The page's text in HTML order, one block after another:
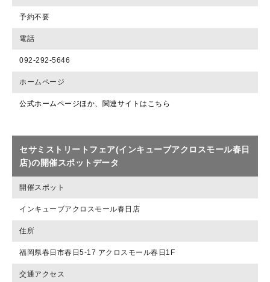
予約不要
電話
092-292-5646
ホームページ
公式ホームページほか、関連サイトはこちら
セサミストリートフェア(インキューブアクロスモール春日
店)の開催スポットデータ
開催スポット
インキューブアクロスモール春日店
住所
福岡県春日市春日5-17 アクロスモール春日1F
交通アクセス